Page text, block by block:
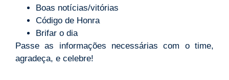
Boas notícias/vitórias
Código de Honra
Brifar o dia
Passe as informações necessárias com o time,
agradeça, e celebre!